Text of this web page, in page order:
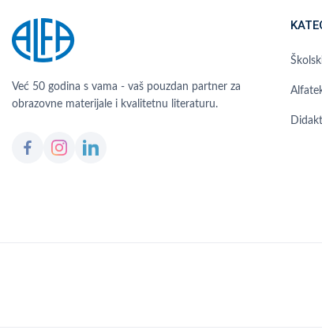
Već 50 godina s vama - vaš pouzdan partner za
obrazovne materijale i kvalitetnu literaturu.